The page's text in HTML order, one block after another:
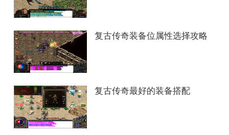
复古传奇装备位属性选择攻略
复古传奇最好的装备搭配